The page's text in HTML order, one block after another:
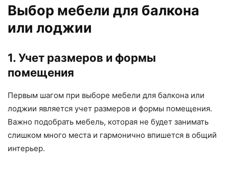
Выбор мебели для балкона
или лоджии
1. Учет размеров и формы
помещения
Первым шагом при выборе мебели для балкона или
лоджии является учет размеров и формы помещения.
Важно подобрать мебель, которая не будет занимать
слишком много места и гармонично впишется в общий
интерьер.